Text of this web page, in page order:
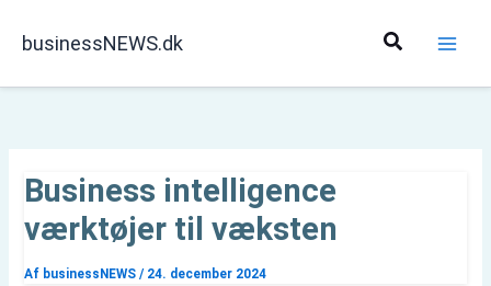
businessNEWS.dk Søg
Business intelligence
værktøjer til væksten
Af businessNEWS / 24. december 2024